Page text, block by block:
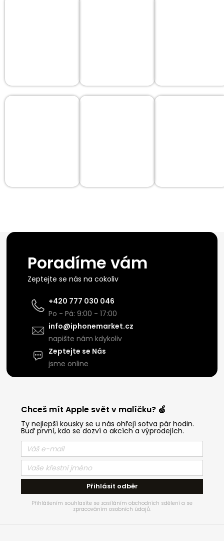
Poradíme vám
Zeptejte se nás na cokoliv
+420 777 030 046
Po - Pá: 9:00 - 17:00
info@iphonemarket.cz
napište nám kdykoliv
Zeptejte se Nás
jsme online
Chceš mít Apple svět v malíčku? 🍏
Ty nejlepší kousky se u nás ohřejí sotva pár hodin.
Buď první, kdo se dozví o akcích a výprodejích.
Přihlásit odběr
Přihlášením souhlasíte se zasíláním obchodních sdělení a se
zpracováním osobních údajů.